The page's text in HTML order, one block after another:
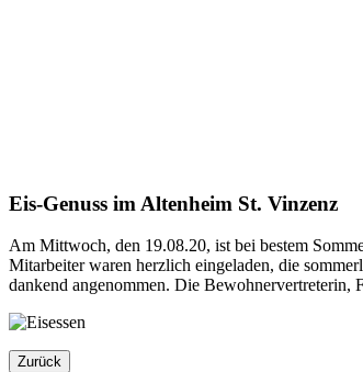
Eis-Genuss im Altenheim St. Vinzenz
Am Mittwoch, den 19.08.20, ist bei bestem
Mitarbeiter waren herzlich eingeladen, die
dankend angenommen. Die Bewohnervertreterin,
Zurück